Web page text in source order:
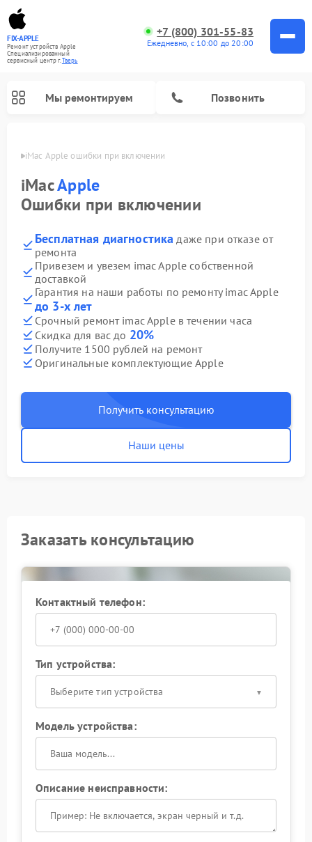
FIX-APPLE
Ремонт устройств Apple
Специализированный
cервисный центр г.Тверь
+7 (800) 301-55-83
Ежедневно, с 10:00 до 20:00
Мы ремонтируем Позвонить
iMac Apple ошибки при включении
iMacApple
Ошибки при включении
Бесплатная диагностика даже при отказе от
ремонта
Привезем и увезем imac Apple собственной
доставкой
Гарантия на наши работы по ремонту imac Apple
до 3-х лет
Срочный ремонт imac Apple в течении часа
Скидка для вас до 20%
Получите 1500 рублей на ремонт
Оригинальные комплектующие Apple
Получить консультацию
Наши цены
Заказать консультацию
Контактный телефон:
Тип устройства:
Выберите тип устройства
Модель устройства:
Описание неисправности: